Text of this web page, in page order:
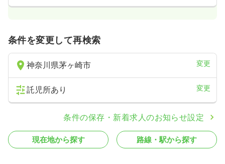
条件を変更して再検索
神奈川県茅ヶ崎市 変更
託児所あり 変更
条件の保存・新着求人のお知らせ設定
現在地から探す 路線・駅から探す